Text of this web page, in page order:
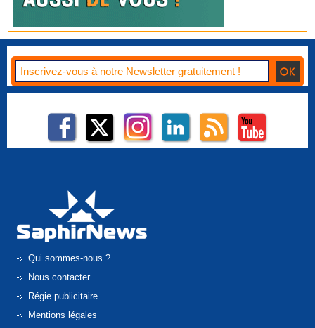
Qui sommes-nous ?
Nous contacter
Régie publicitaire
Mentions légales